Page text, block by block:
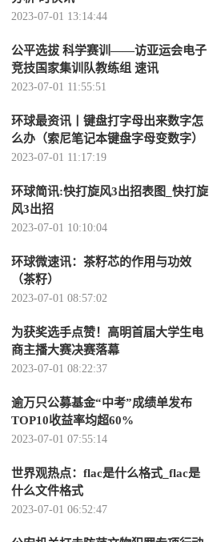
2023-07-01 13:14:44
公平选拔 科学赛训——访亚运会电子
竞技国家集训队教练组 速讯
2023-07-01 11:55:51
环球最资讯丨键盘打字母出来数字怎
么办（索尼笔记本键盘字母变数字）
2023-07-01 11:17:19
环球简讯:快打旋风3出招表图_快打旋
风3出招
2023-07-01 10:10:04
环球微速讯：茶籽芯的作用与功效
（茶籽）
2023-07-01 08:57:02
为获奖选手点赞！高明首届大学生电
商主播大赛决赛落幕
2023-07-01 08:22:37
逾万只公募基金“中考”成绩单发布
TOP10收益率均超60%
2023-07-01 07:55:14
世界观热点：flac是什么格式_flac是
什么文件格式
2023-07-01 06:52:47